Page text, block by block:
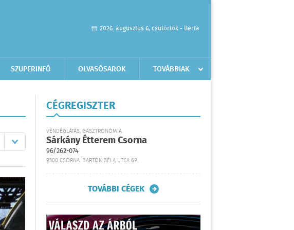
2026. augusztus 6, csütörtök - Berta
SZUPERINFÓ OLVASÓSAROK TOVÁBBIAK
CÉGREGISZTER
VENDÉGLÁTÁS, GASZTRONÓMIA
Sárkány Étterem Csorna
96/262-074
9300 CSORNA, BARTÓK BÉLA UTCA 69.
TOVÁBBI CÉGEK